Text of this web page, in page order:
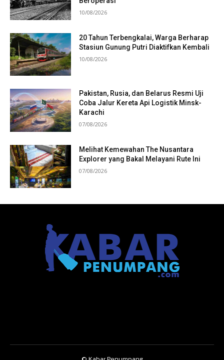
10/08/2026
20 Tahun Terbengkalai, Warga Berharap
Stasiun Gunung Putri Diaktifkan Kembali
10/08/2026
Pakistan, Rusia, dan Belarus Resmi Uji
Coba Jalur Kereta Api Logistik Minsk-
Karachi
07/08/2026
Melihat Kemewahan The Nusantara
Explorer yang Bakal Melayani Rute Ini
07/08/2026